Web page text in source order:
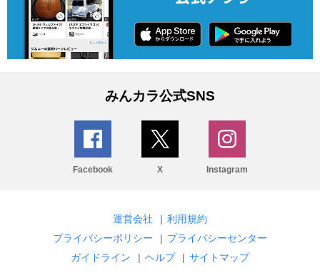
みんカラ公式SNS
Facebook X Instagram
運営会社 | 利用規約
プライバシーポリシー
| プライバシーセンター
ガイドライン
| ヘルプ | サイトマップ